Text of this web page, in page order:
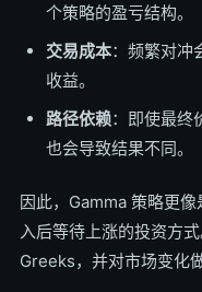
个策略的盈亏结构。
交易成本：频繁对冲
收益。
路径依赖：即使最终
也会导致结果不同。
因此，Gamma 策略更
入后等待上涨的投资方
Greeks，并对市场变化